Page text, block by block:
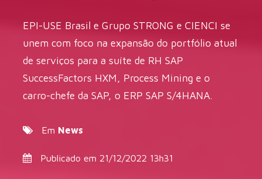
EPI-USE Brasil e Grupo STRONG e CIENCI se
unem com foco na expansão do portfólio atual
de serviços para a suíte de RH SAP
SuccessFactors HXM, Process Mining e o
carro-chefe da SAP, o ERP SAP S/4HANA.
Em News
Publicado em 21/12/2022 13h31